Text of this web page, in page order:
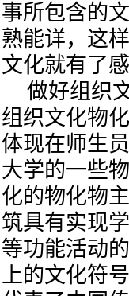
事所包含的
熟能详，这
文化就有了
做好组织
组织文化物
体现在师生
大学的一些
化的物化物
筑具有实现
等功能活动
上的文化符